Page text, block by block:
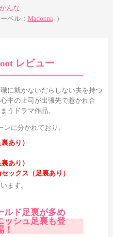
んな
ーベル： Madonna ）
レビュー
に就かないだらしない夫を持つ
中の上司が出張先で惹かれ合
うドラマ作品。
に分かれており、
あり）
あり）
ックス（足裏あり）
ます。
ルド足裏が多め
ッシュ足裏も登
！